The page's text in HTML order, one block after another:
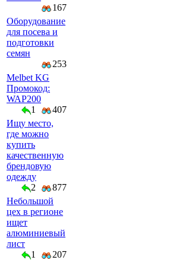
167
Оборудование
для посева и
подготовки
семян
253
Melbet KG
Промокод:
WAP200
1
407
Ищу место,
где можно
купить
качественную
брендовую
одежду
2
877
Небольшой
цех в регионе
ищет
алюминиевый
лист
1
207